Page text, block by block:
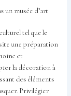
un musée d’art
tel que le
une préparation
et
la décoration à
des éléments
Privilégier